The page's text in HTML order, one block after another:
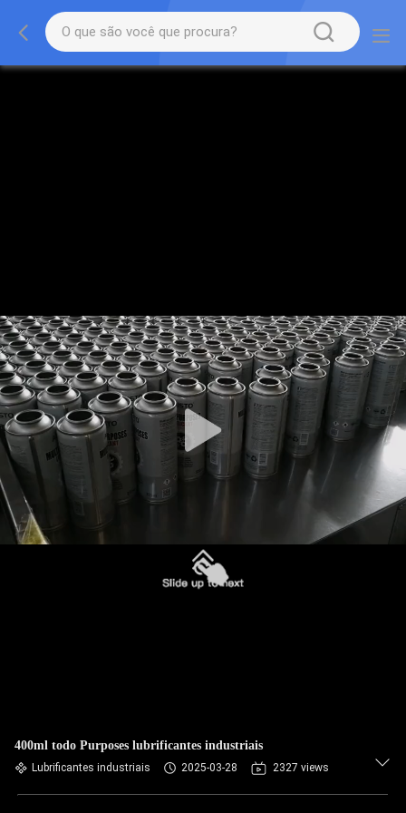
400ml todo Purposes lubrificantes industriais
Lubrificantes industriais 2025-03-28 2327 views